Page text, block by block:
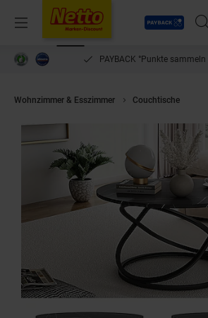
Menü
Payback
PAYBACK °Punkte
Wohnzimmer & Esszimmer Couchtische